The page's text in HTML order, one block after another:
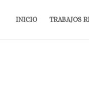
INICIO TRABAJOS